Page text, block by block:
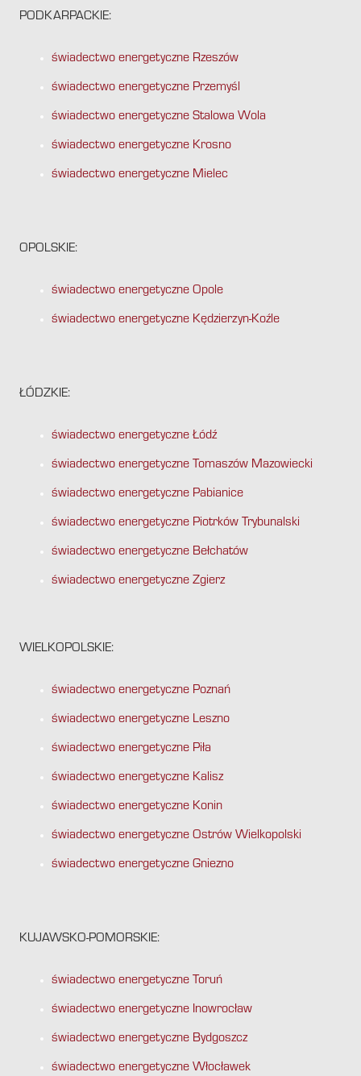
PODKARPACKIE:
świadectwo energetyczne Rzeszów
świadectwo energetyczne Przemyśl
świadectwo energetyczne Stalowa Wola
świadectwo energetyczne Krosno
świadectwo energetyczne Mielec
OPOLSKIE:
świadectwo energetyczne Opole
świadectwo energetyczne Kędzierzyn-Koźle
ŁÓDZKIE:
świadectwo energetyczne Łódź
świadectwo energetyczne Tomaszów Mazowiecki
świadectwo energetyczne Pabianice
świadectwo energetyczne Piotrków Trybunalski
świadectwo energetyczne Bełchatów
świadectwo energetyczne Zgierz
WIELKOPOLSKIE:
świadectwo energetyczne Poznań
świadectwo energetyczne Leszno
świadectwo energetyczne Piła
świadectwo energetyczne Kalisz
świadectwo energetyczne Konin
świadectwo energetyczne Ostrów Wielkopolski
świadectwo energetyczne Gniezno
KUJAWSKO-POMORSKIE:
świadectwo energetyczne Toruń
świadectwo energetyczne Inowrocław
świadectwo energetyczne Bydgoszcz
świadectwo energetyczne Włocławek